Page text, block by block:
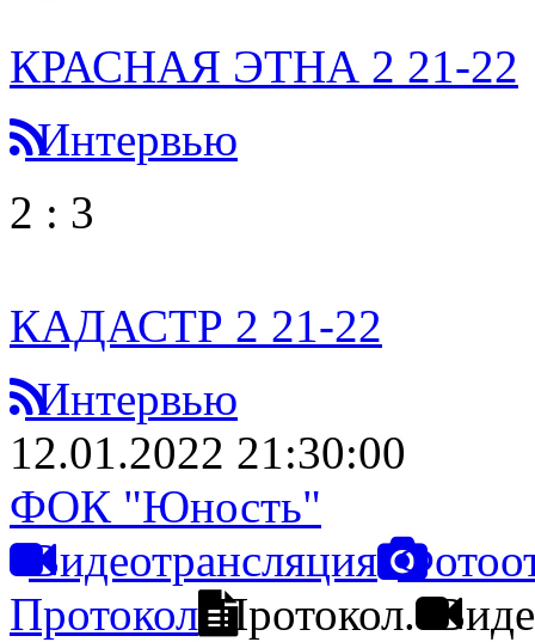
КРАСНАЯ ЭТНА 2 21-22
Интервью
2 : 3
КАДАСТР 2 21-22
Интервью
12.01.2022 21:30:00
ФОК "Юность"
Видеотрансляция
Протокол Протокол.